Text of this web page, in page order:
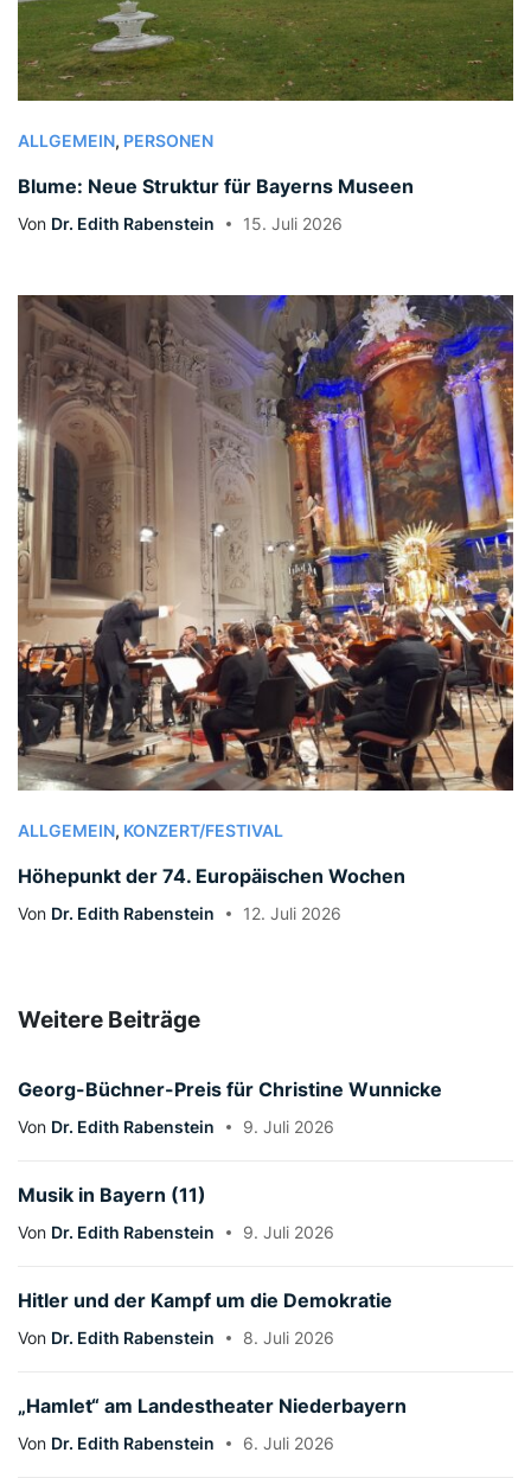
ALLGEMEIN, PERSONEN
Blume: Neue Struktur für Bayerns Museen
Von Dr. Edith Rabenstein 15. Juli 2026
ALLGEMEIN, KONZERT/FESTIVAL
Höhepunkt der 74. Europäischen Wochen
Von Dr. Edith Rabenstein 12. Juli 2026
Weitere Beiträge
Georg-Büchner-Preis für Christine Wunnicke
Von Dr. Edith Rabenstein 9. Juli 2026
Musik in Bayern (11)
Von Dr. Edith Rabenstein 9. Juli 2026
Hitler und der Kampf um die Demokratie
Von Dr. Edith Rabenstein 8. Juli 2026
„Hamlet“ am Landestheater Niederbayern
Von Dr. Edith Rabenstein 6. Juli 2026